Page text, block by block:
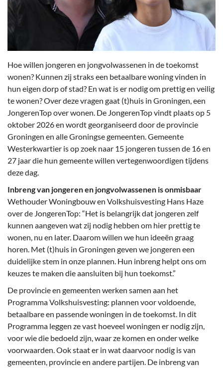
Hoe willen jongeren en jongvolwassenen in de toekomst
wonen? Kunnen zij straks een betaalbare woning vinden in
hun eigen dorp of stad? En wat is er nodig om prettig en veilig
te wonen? Over deze vragen gaat (t)huis in Groningen, een
JongerenTop over wonen. De JongerenTop vindt plaats op 5
oktober 2026 en wordt georganiseerd door de provincie
Groningen en alle Groningse gemeenten. Gemeente
Westerkwartier is op zoek naar 15 jongeren tussen de 16 en
27 jaar die hun gemeente willen vertegenwoordigen tijdens
deze dag.
Inbreng van jongeren en jongvolwassenen is onmisbaar
Wethouder Woningbouw en Volkshuisvesting Hans Haze
over de JongerenTop: “Het is belangrijk dat jongeren zelf
kunnen aangeven wat zij nodig hebben om hier prettig te
wonen, nu en later. Daarom willen we hun ideeën graag
horen. Met (t)huis in Groningen geven we jongeren een
duidelijke stem in onze plannen. Hun inbreng helpt ons om
keuzes te maken die aansluiten bij hun toekomst.”
De provincie en gemeenten werken samen aan het
Programma Volkshuisvesting: plannen voor voldoende,
betaalbare en passende woningen in de toekomst. In dit
Programma leggen ze vast hoeveel woningen er nodig zijn,
voor wie die bedoeld zijn, waar ze komen en onder welke
voorwaarden. Ook staat er in wat daarvoor nodig is van
gemeenten, provincie en andere partijen. De inbreng van